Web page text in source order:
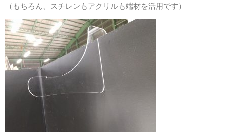
（もちろん、スチレンもアクリルも端材を活用です）